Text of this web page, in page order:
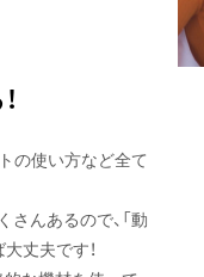
の使い方など全て
んあるので、「動
丈夫です！